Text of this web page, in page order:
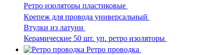
Ретро изоляторы пластиковые
Крепеж для провода универсальный
Втулки из латуни
Керамические 50 шт. уп. ретро изоляторы
Ретро проводка